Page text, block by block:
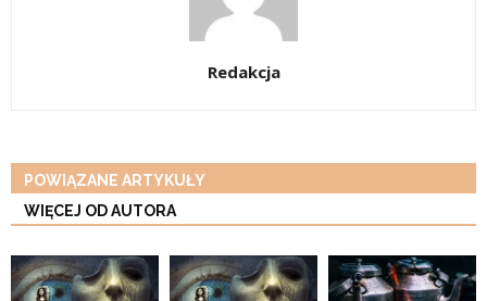
Redakcja
POWIĄZANE ARTYKUŁY
WIĘCEJ OD AUTORA